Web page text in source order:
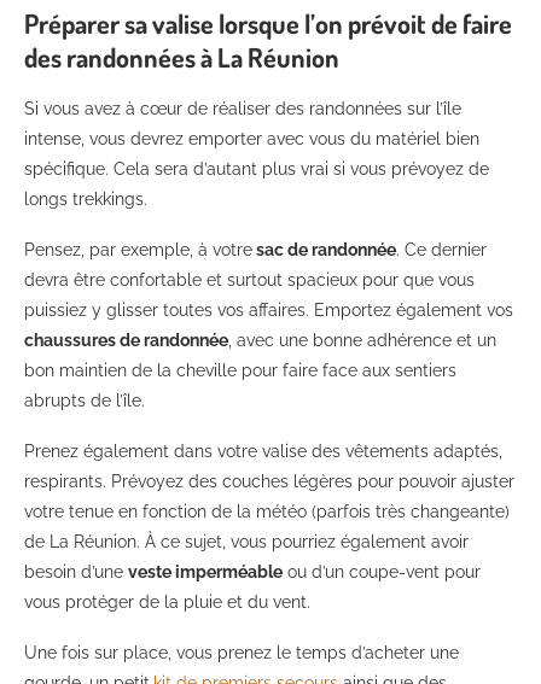
Préparer sa valise lorsque l’on prévoit de faire
des randonnées à La Réunion
Si vous avez à cœur de réaliser des randonnées sur l’île
intense, vous devrez emporter avec vous du matériel bien
spécifique. Cela sera d’autant plus vrai si vous prévoyez de
longs trekkings.
Pensez, par exemple, à votresac de randonnée. Ce dernier
devra être confortable et surtout spacieux pour que vous
puissiez y glisser toutes vos affaires. Emportez également vos
chaussures de randonnée , avec une bonne adhérence et un
bon maintien de la cheville pour faire face aux sentiers
abrupts de l’île.
Prenez également dans votre valise des vêtements adaptés,
respirants. Prévoyez des couches légères pour pouvoir ajuster
votre tenue en fonction de la météo (parfois très changeante)
de La Réunion. À ce sujet, vous pourriez également avoir
besoin d’une veste imperméable ou d’un coupe-vent pour
vous protéger de la pluie et du vent.
Une fois sur place, vous prenez le temps d’acheter une